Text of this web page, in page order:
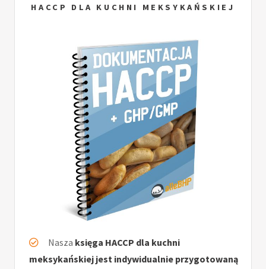
HACCP DLA KUCHNI MEKSYKAŃSKIEJ
Nasza księga HACCP dla kuchni
meksykańskiej jest indywidualnie przygotowaną